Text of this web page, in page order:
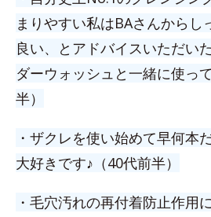
まりやすい私はBAさんからし
良い、とアドバイスいただい
ダーウォッシュと一緒に使っ
半）
・ザクレを使い始めて早何本
大好きです♪（40代前半）
・毛穴汚れの再付着防止作用